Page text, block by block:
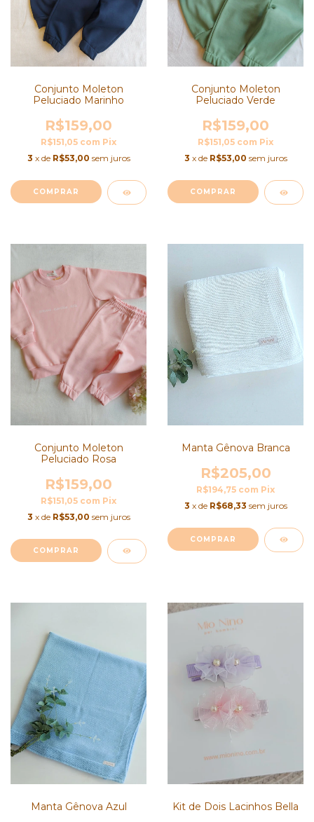
Conjunto Moleton
Peluciado Marinho
R$159,00
R$151,05 com Pix
3 x de R$53,00 sem juros
COMPRAR
Conjunto Moleton
Peluciado Verde
R$159,00
R$151,05 com Pix
3 x de R$53,00 sem juros
COMPRAR
Conjunto Moleton
Peluciado Rosa
R$159,00
R$151,05 com Pix
3 x de R$53,00 sem juros
COMPRAR
Manta Gênova Branca
R$205,00
R$194,75 com Pix
3 x de R$68,33 sem juros
COMPRAR
Manta Gênova Azul Kit de Dois Lacinhos Bella